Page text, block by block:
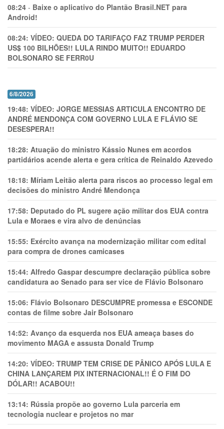
08:24 - Baixe o aplicativo do Plantão Brasil.NET para
Android!
08:24: VÍDEO: QUEDA DO TARIFAÇO FAZ TRUMP PERDER
US$ 100 BILHÕES!! LULA RINDO MUITO!! EDUARDO
BOLSONARO SE FERR0U
6/8/2026
19:48: VÍDEO: JORGE MESSIAS ARTICULA ENCONTRO DE
ANDRÉ MENDONÇA COM GOVERNO LULA E FLÁVIO SE
DESESPERA!!
18:28: Atuação do ministro Kássio Nunes em acordos
partidários acende alerta e gera crítica de Reinaldo Azevedo
18:18: Míriam Leitão alerta para riscos ao processo legal em
decisões do ministro André Mendonça
17:58: Deputado do PL sugere ação militar dos EUA contra
Lula e Moraes e vira alvo de denúncias
15:55: Exército avança na modernização militar com edital
para compra de drones camicases
15:44: Alfredo Gaspar descumpre declaração pública sobre
candidatura ao Senado para ser vice de Flávio Bolsonaro
15:06: Flávio Bolsonaro DESCUMPRE promessa e ESCONDE
contas de filme sobre Jair Bolsonaro
14:52: Avanço da esquerda nos EUA ameaça bases do
movimento MAGA e assusta Donald Trump
14:20: VÍDEO: TRUMP TEM CRlSE DE PÂNlCO APÓS LULA E
CHINA LANÇAREM PIX INTERNACIONAL!! É O FIM DO
DÓLAR!! ACABOU!!
13:14: Rússia propõe ao governo Lula parceria em
tecnologia nuclear e projetos no mar